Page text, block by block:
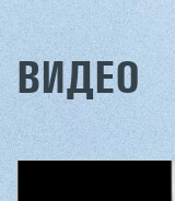
ВИДЕО